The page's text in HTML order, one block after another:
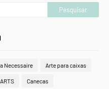
Necessaire Arte para caixas
Canecas